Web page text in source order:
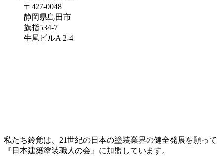
〒427-0048
静岡県島田市
旗指534-7
牛尾ビルA 2-4
私たち鈴覚は、21世紀の日本の塗装業界の健全発展を願って
『日本建築塗装職人の会』に加盟しています。